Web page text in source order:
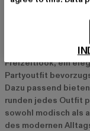
weil sie nicht nur
Sie geben uns die
Stimmung
Freizeitlook, ein
Partyoutfit
Dazu passend
runden jedes Outfit
sowohl modisch als
des modernen